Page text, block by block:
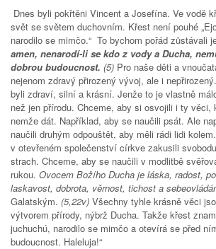
Dnes byli pokřtěni Vincent a Josefína. Ve vodě
svět se světem duchovním. Křest není pouhé
narodilo se mimčo.“ To bychom pořád zůstávali
amen, nenarodí-li se kdo z vody a Ducha,
dobrou budoucnost. (5) Pro naše děti a
nejenom zdravý přirozený vývoj, ale i
byli zdraví, silní a krásní. Jenže to je vlastně
než jen přírodu. Chceme, aby si osvojili i ty věci,
nemže dát. Například, aby se naučili psát. Ale
naučili druhým odpouštět, aby měli rádi lidi
v otevřeném společenství církve zakusili
strach. Chceme, aby se naučili v modlitbě
rukou. Ovocem Božího Ducha je láska, radost,
laskavost, dobrota, věrnost, tichost a
Galatským. (5,22v) Všechny tyhle krásně věci
výtvorem přírody, nýbrž Ducha. Takže křest
juchuchú, narodilo se mimčo a otevírá se před
budoucnost. Haleluja!“